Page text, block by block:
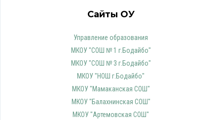
Сайты ОУ
Управление образования
МКОУ "СОШ № 1 г.Бодайбо"
МКОУ "СОШ № 3 г.Бодайбо"
МКОУ "НОШ г.Бодайбо"
МКОУ "Мамаканская СОШ"
МКОУ "Балахнинская СОШ"
МКОУ "Артемовская СОШ"